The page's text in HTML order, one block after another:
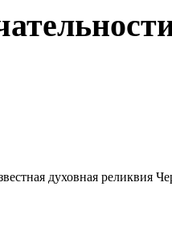
духовная реликвия